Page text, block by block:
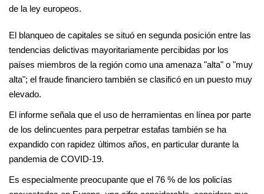
de la ley europeos.
El blanqueo de capitales se situó en segunda posición entre las
tendencias delictivas mayoritariamente percibidas por los
países miembros de la región como una amenaza "alta" o "muy
alta"; el fraude financiero también se clasificó en un puesto muy
elevado.
El informe señala que el uso de herramientas en línea por parte
de los delincuentes para perpetrar estafas también se ha
expandido con rapidez últimos años, en particular durante la
pandemia de COVID-19.
Es especialmente preocupante que el 76 % de los policías